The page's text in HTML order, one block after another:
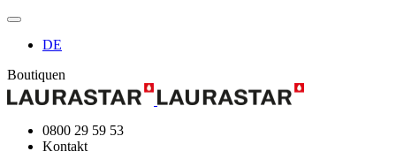
DE
Boutiquen
0800 29 59 53
Kontakt